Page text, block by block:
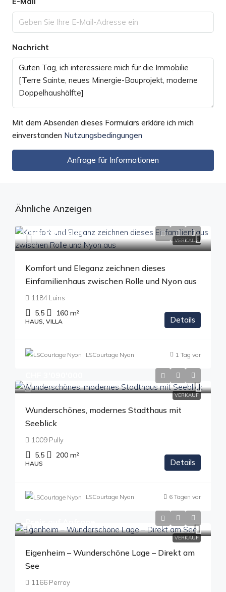
Nachricht
Mit dem Absenden dieses Formulars erkläre ich mich
einverstanden Nutzungsbedingungen
Anfrage für Informationen
Ähnliche Anzeigen
VERKAUF
CHF 1'850'000
Komfort und Eleganz zeichnen dieses
Einfamilienhaus zwischen Rolle und Nyon aus
1184 Luins
5.5 160 m²
HAUS, VILLA Details
LSCourtage Nyon 1 Tag vor
VERKAUF
Wunderschönes, modernes Stadthaus mit
Seeblick
1009 Pully
5.5 200 m²
HAUS Details
LSCourtage Nyon 6 Tagen vor
VERKAUF
Eigenheim – Wunderschöne Lage – Direkt am
See
1166 Perroy